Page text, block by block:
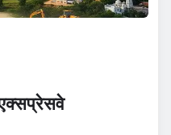
एक्सप्रेसवे